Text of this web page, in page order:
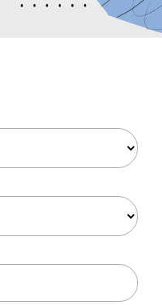
Eventi
Profilo